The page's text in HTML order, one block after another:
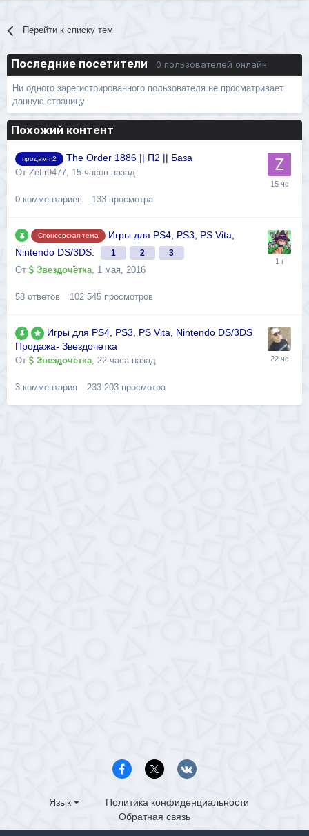
Перейти к списку тем
Последние посетители 0 пользователей онлайн
Ни одного зарегистрированного пользователя не просматривает
данную страницу
Похожий контент
продам п2
The Order 1886 || П2 || База
От Zefir9477 15 часов назад
0 комментариев 133 просмотра
Спонсорская тема
Игры для PS4, PS3, PS Vita,
Nintendo DS/3DS.
1 2 3
От Звездочетка, 1 мая, 2016
58 ответов 102 545 просмотров
Игры для PS4, PS3, PS Vita, Nintendo DS/3DS
Продажа- Звездочетка
От
Звездочетка, 22 часа назад
3 комментария 233 203 просмотра
Язык
Политика конфиденциальности
Обратная связь